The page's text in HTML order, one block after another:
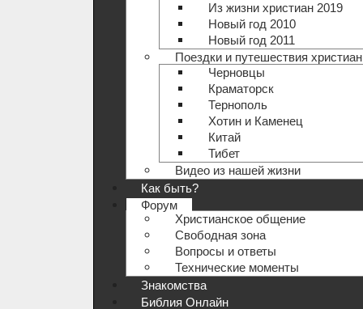
Из жизни христиан 2019
Новый год 2010
Новый год 2011
Поездки и путешествия христиан
Черновцы
Краматорск
Тернополь
Хотин и Каменец
Китай
Тибет
Видео из нашей жизни
Как быть?
Форум
Христианское общение
Свободная зона
Вопросы и ответы
Технические моменты
Знакомства
Библия Онлайн